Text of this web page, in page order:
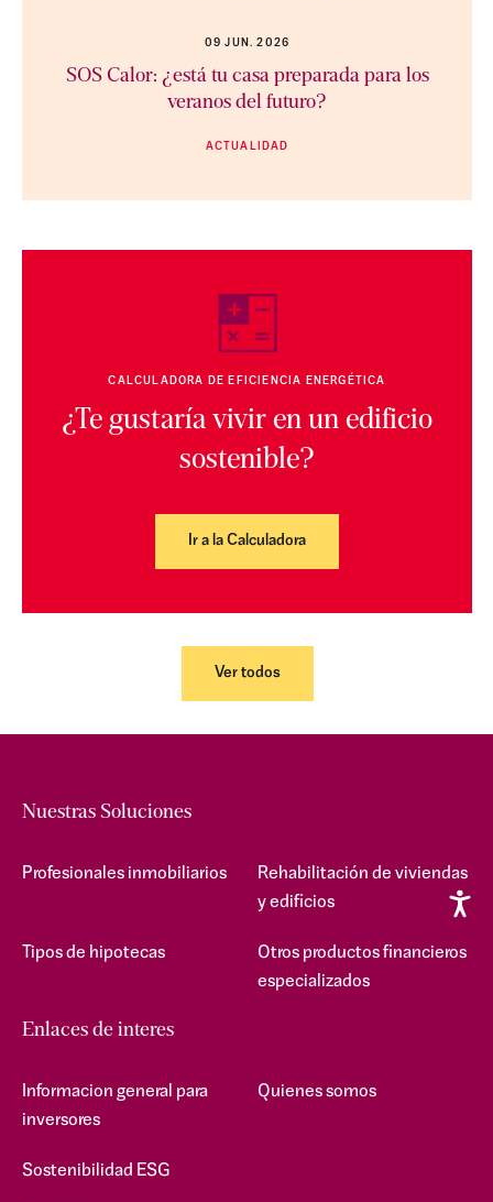
09 JUN. 2026
SOS Calor: ¿está tu casa preparada para los
veranos del futuro?
ACTUALIDAD
CALCULADORA DE EFICIENCIA ENERGÉTICA
¿Te gustaría vivir en un edificio
sostenible?
Ir a la Calculadora
Ver todos
Nuestras Soluciones
Profesionales inmobiliarios
Rehabilitación de viviendas
y edificios
Tipos de hipotecas
Otros productos financieros
especializados
Enlaces de interes
Informacion general para
inversores
Quienes somos
Sostenibilidad ESG